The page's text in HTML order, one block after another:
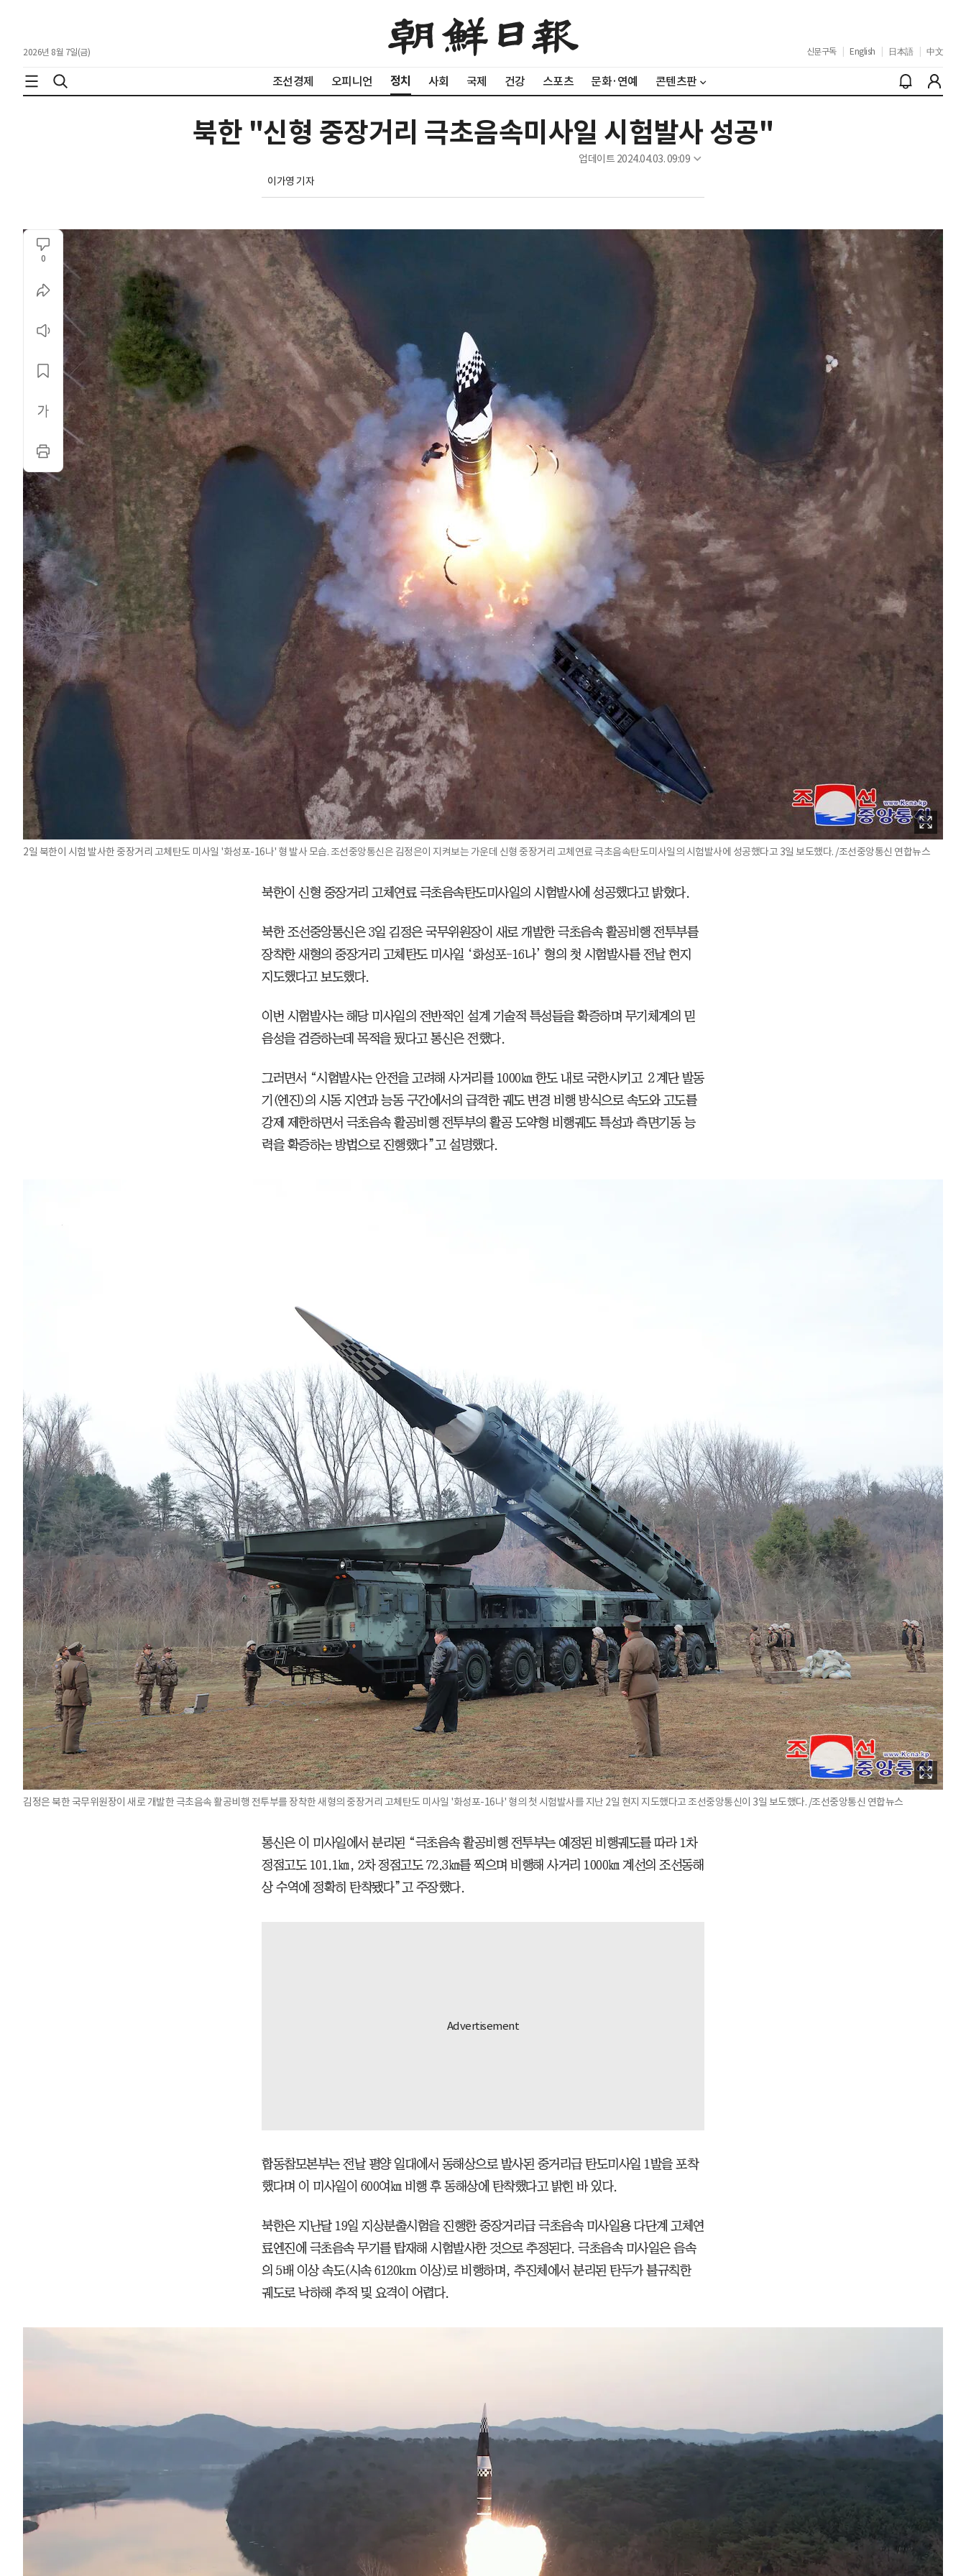
2026년 8월 7일(금) 신문구독 English 日本語 中文
조선경제 오피니언 정치 사회 국제 건강 스포츠 문화·연예 콘텐츠판
북한 "신형 중장거리 극초음속미사일 시험발사 성공"
이가영 기자
업데이트 2024.04.03. 09:09
0
2일 북한이 시험 발사한 중장거리 고체탄도 미사일 '화성포-16나' 형 발사 모습. 조선중앙통신은 김정은이 지켜보는 가운데 신형 중장거리 고체연료 극초음속탄도미사일의 시험발사에 성공했다고 3일 보도했다. /조선중앙통신 연합뉴스
북한이 신형 중장거리 고체연료 극초음속탄도미사일의 시험발사에 성공했다고 밝혔다.
북한 조선중앙통신은 3일 김정은 국무위원장이 새로 개발한 극초음속 활공비행 전투부를
장착한 새형의 중장거리 고체탄도 미사일 ‘화성포-16나’ 형의 첫 시험발사를 전날 현지
지도했다고 보도했다.
이번 시험발사는 해당 미사일의 전반적인 설계 기술적 특성들을 확증하며 무기체계의 믿
음성을 검증하는데 목적을 뒀다고 통신은 전했다.
그러면서 “시험발사는 안전을 고려해 사거리를 1000㎞ 한도 내로 국한시키고 ２계단 발동
기(엔진)의 시동 지연과 능동 구간에서의 급격한 궤도 변경 비행 방식으로 속도와 고도를
강제 제한하면서 극초음속 활공비행 전투부의 활공 도약형 비행궤도 특성과 측면기동 능
력을 확증하는 방법으로 진행했다”고 설명했다.
김정은 북한 국무위원장이 새로 개발한 극초음속 활공비행 전투부를 장착한 새형의 중장거리 고체탄도 미사일 '화성포-16나' 형의 첫 시험발사를 지난 2일 현지 지도했다고 조선중앙통신이 3일 보도했다. /조선중앙통신 연합뉴스
통신은 이 미사일에서 분리된 “극초음속 활공비행 전투부는 예정된 비행궤도를 따라 1차
정점고도 101.1㎞, 2차 정점고도 72.3㎞를 찍으며 비행해 사거리 1000㎞ 계선의 조선동해
상 수역에 정확히 탄착됐다”고 주장했다.
합동참모본부는 전날 평양 일대에서 동해상으로 발사된 중거리급 탄도미사일 1발을 포착
했다며 이 미사일이 600여㎞ 비행 후 동해상에 탄착했다고 밝힌 바 있다.
북한은 지난달 19일 지상분출시험을 진행한 중장거리급 극초음속 미사일용 다단계 고체연
료엔진에 극초음속 무기를 탑재해 시험발사한 것으로 추정된다. 극초음속 미사일은 음속
의 5배 이상 속도(시속 6120km 이상)로 비행하며, 추진체에서 분리된 탄두가 불규칙한
궤도로 낙하해 추적 및 요격이 어렵다.